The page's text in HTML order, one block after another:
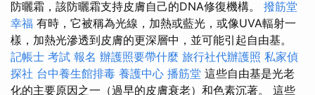
防曬霜，該防曬霜支持皮膚自己的DNA修復機構。 撥筋堂
幸福 有時，它被稱為光線，加熱或藍光，或像UVA輻射一
樣，加熱光滲透到皮膚的更深層中，並可能引起自由基。
記帳士 考試 報名 辦護照要帶什麼 旅行社代辦護照 私家偵
探社 台中養生館排毒 養護中心 播筋堂 這些自由基是光老
化的主要原因之一（過早的皮膚衰老）和色素沉著。 這些